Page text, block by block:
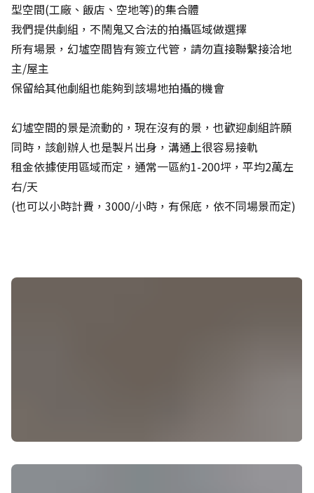
型空間(工廠、飯店、空地等)的集合體
我們提供劇組，不鬧鬼又合法的拍攝區域做選擇
所有場景，幻墟空間皆有簽立代管，請勿直接聯繫接洽地
主/屋主
保留給其他劇組也能夠到該場地拍攝的機會
幻墟空間的景是流動的，現在沒有的景，也歡迎劇組許願
同時，該創辦人也是製片出身，溝通上很容易接軌
租金依據使用區域而定，通常一區約1-200坪，平均2萬左
右/天
(也可以小時計費，3000/小時，有保底，依不同場景而定)